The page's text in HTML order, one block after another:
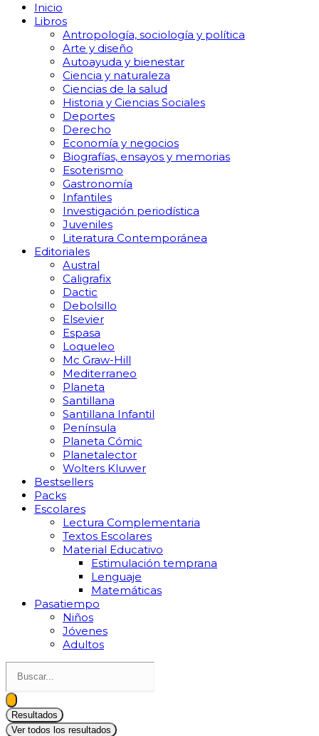
Inicio
Libros
Antropología, sociología y política
Arte y diseño
Autoayuda y bienestar
Ciencia y naturaleza
Ciencias de la salud
Historia y Ciencias Sociales
Deportes
Derecho
Economía y negocios
Biografías, ensayos y memorias
Esoterismo
Gastronomía
Infantiles
Investigación periodística
Juveniles
Literatura Contemporánea
Editoriales
Austral
Caligrafix
Dactic
Debolsillo
Elsevier
Espasa
Loqueleo
Mc Graw-Hill
Mediterraneo
Planeta
Santillana
Santillana Infantil
Península
Planeta Cómic
Planetalector
Wolters Kluwer
Bestsellers
Packs
Escolares
Lectura Complementaria
Textos Escolares
Material Educativo
Estimulación temprana
Lenguaje
Matemáticas
Pasatiempo
Niños
Jóvenes
Adultos
Resultados
Ver todos los resultados